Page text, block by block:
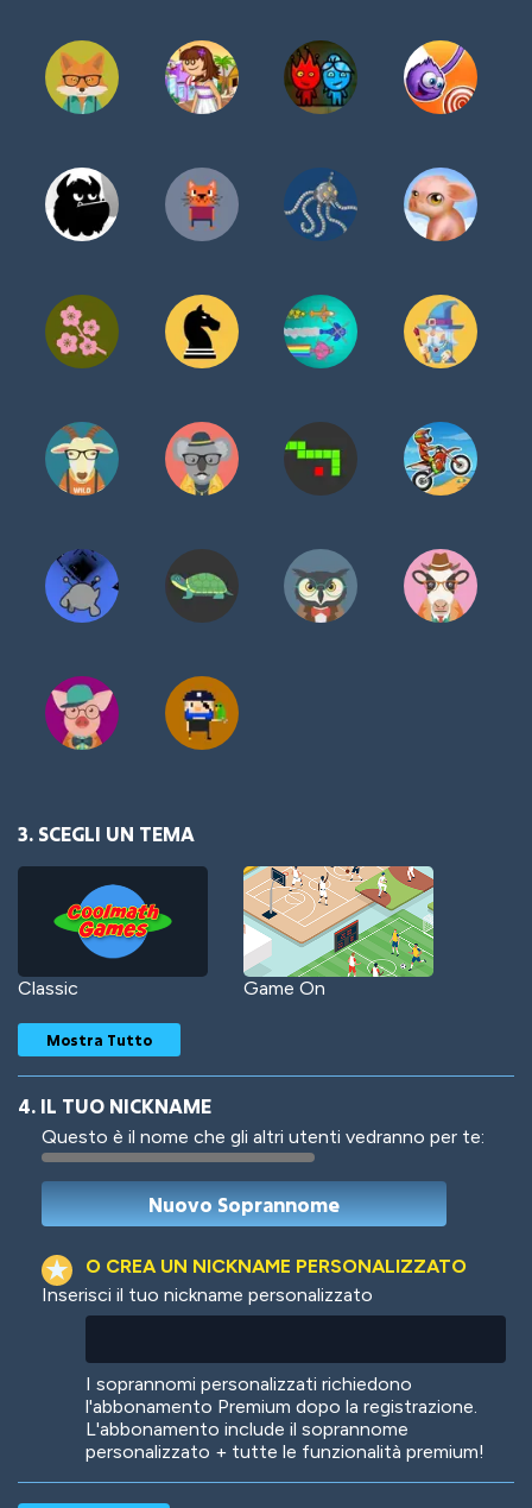
3. SCEGLI UN TEMA
Classic Game On
Woof Jungle Cats
Mostra Tutto
4. IL TUO NICKNAME
Questo è il nome che gli altri utenti vedranno per te:
O CREA UN NICKNAME PERSONALIZZATO
Inserisci il tuo nickname personalizzato
I soprannomi personalizzati richiedono
l'abbonamento Premium dopo la registrazione.
L'abbonamento include il soprannome
personalizzato + tutte le funzionalità premium!